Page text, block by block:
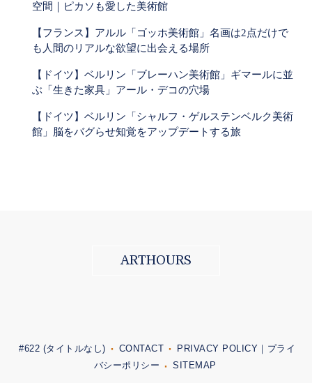
空間｜ピカソも愛した美術館
【フランス】アルル「ゴッホ美術館」名画は2点だけで
も人間のリアルな欲望に出会える場所
【ドイツ】ベルリン「ブレーハン美術館」ギマールに並
ぶ「生きた家具」アール・デコの穴場
【ドイツ】ベルリン「シャルフ・ゲルステンベルク美術
館」脳をバグらせ知覚をアップデートする旅
ARTHOURS
#622 (タイトルなし) CONTACT
PRIVACY POLICY｜プライ
バシーポリシー
SITEMAP